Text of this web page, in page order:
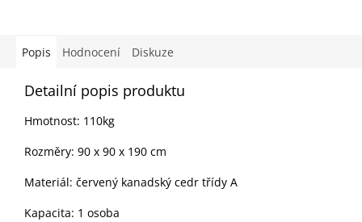
Popis Hodnocení Diskuze
Detailní popis produktu
Hmotnost: 110kg
Rozměry: 90 x 90 x 190 cm
Materiál: červený kanadský cedr třídy A
Kapacita: 1 osoba